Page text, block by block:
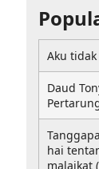
Aku tidak
Daud
hai
malaikat